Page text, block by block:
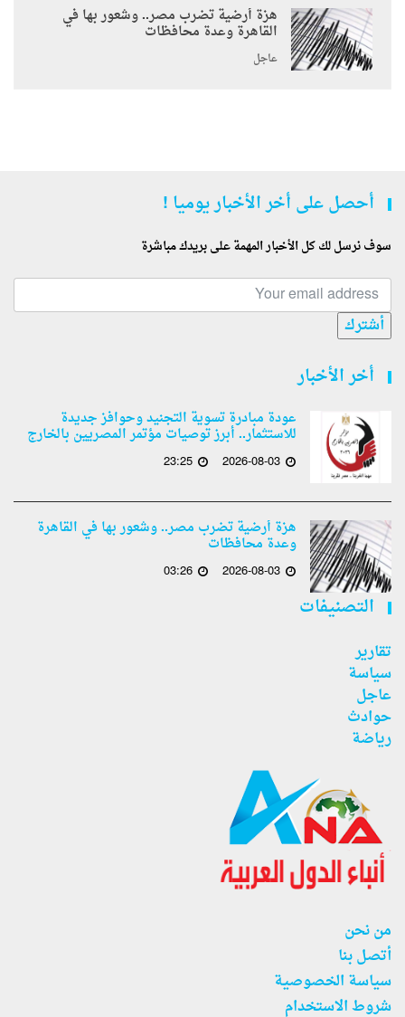
هزة أرضية تضرب مصر.. وشعور بها في
القاهرة وعدة محافظات
عاجل
أحصل على أخر الأخبار يوميا !
سوف نرسل لك كل الأخبار المهمة على بريدك مباشرة
أشترك
أخر الأخبار
عودة مبادرة تسوية التجنيد وحوافز جديدة
للاستثمار.. أبرز توصيات مؤتمر المصريين بالخارج
2026-08-03
23:25
هزة أرضية تضرب مصر.. وشعور بها في القاهرة
وعدة محافظات
2026-08-03
03:26
التصنيفات
تقارير
سياسة
عاجل
حوادث
رياضة
من نحن
أتصل بنا
سياسة الخصوصية
شروط الاستخدام